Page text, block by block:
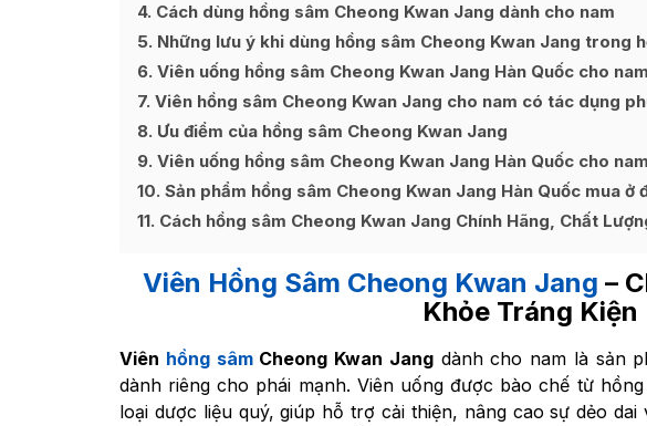
4 Cách dùng hồng sâm Cheong Kwan Jang dành cho nam
5 Những lưu ý khi dùng hồng sâm Cheong Kwan Jang trong
6 Viên uống hồng sâm Cheong Kwan Jang Hàn Quốc cho
7 Viên hồng sâm Cheong Kwan Jang cho nam có tác dụng
8 Ưu điểm của hồng sâm Cheong Kwan Jang
9 Viên uống hồng sâm Cheong Kwan Jang Hàn Quốc cho
10 Sản phẩm hồng sâm Cheong Kwan Jang Hàn Quốc mua ở
11 Cách hồng sâm Cheong Kwan Jang Chính Hãng, Chất
Viên Hồng Sâm Cheong Kwan Jang –
Khỏe Tráng Kiện
Viên hồng sâmCheong Kwan Jangdành cho nam là sản
dành riêng cho phái mạnh. Viên uống được bào chế từ
loại dược liệu quý, giúp hỗ trợ cải thiện, nâng cao sự dẻo